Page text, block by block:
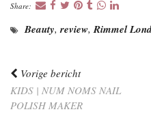
Share:
Beauty, review, Rimmel
Vorige bericht
KIDS | NUM NOMS NAIL
POLISH MAKER